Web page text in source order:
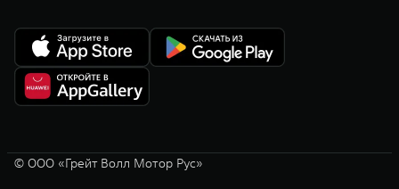
© ООО «Грейт Волл Мотор Рус»